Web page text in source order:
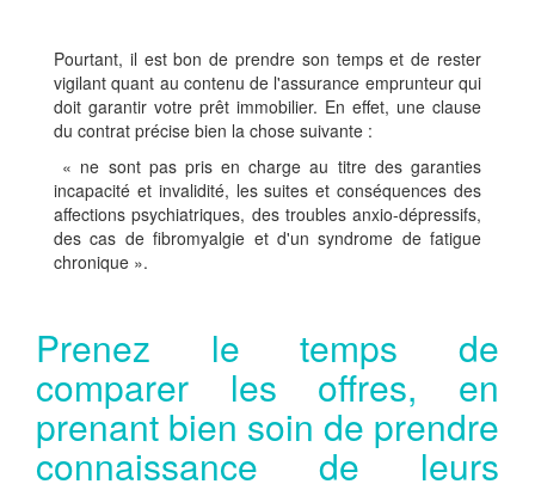
Pourtant, il est bon de prendre son temps et de rester
vigilant quant au contenu de l'assurance emprunteur qui
doit garantir votre prêt immobilier. En effet, une clause
du contrat précise bien la chose suivante :
« ne sont pas pris en charge au titre des garanties
incapacité et invalidité, les suites et conséquences des
affections psychiatriques, des troubles anxio-dépressifs,
des cas de fibromyalgie et d'un syndrome de fatigue
chronique ».
Prenez le temps de
comparer les offres, en
prenant bien soin de prendre
connaissance de leurs